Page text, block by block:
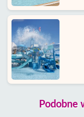
Podobne